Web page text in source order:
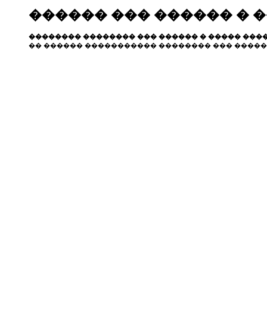
������ ��� ������ �
�������� �������� ��� ������ � �����
�� ������ ����������� �������� ���